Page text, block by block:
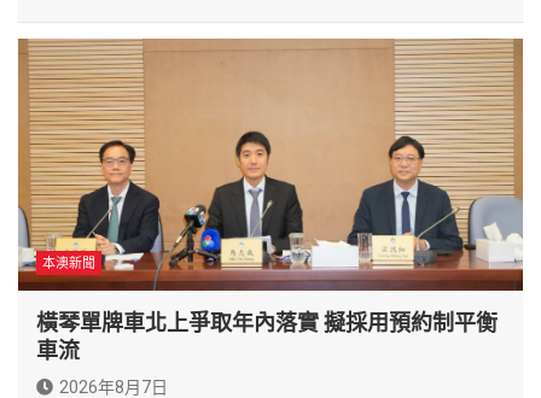
本澳新聞
橫琴單牌車北上爭取年內落實 擬採用預約制平衡
車流
2026年8月7日